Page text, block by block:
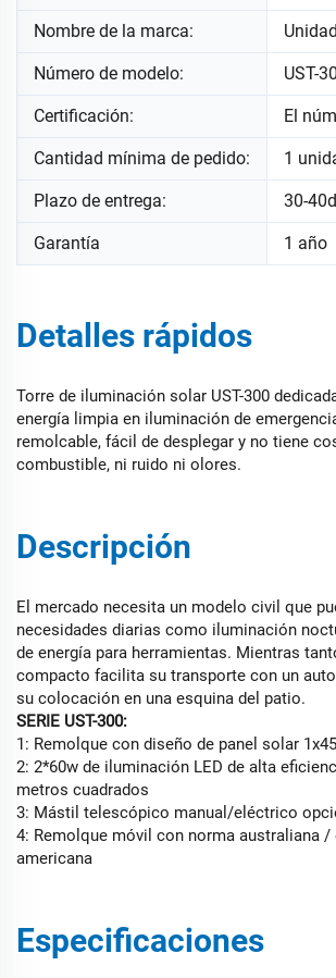
Nombre de la marca:
Número de modelo: UST-
Certificación: El
Cantidad mínima de pedido: 1
Plazo de entrega: 30-
Garantía 1 año
Detalles rápidos
Torre de iluminación solar UST-300
energía limpia en iluminación de
remolcable, fácil de desplegar y no tiene
combustible, ni ruido ni olores.
Descripción
El mercado necesita un modelo civil que
necesidades diarias como iluminación
de energía para herramientas. Mientras
compacto facilita su transporte con un
su colocación en una esquina del patio.
SERIE UST-300:
1: Remolque con diseño de panel solar
2: 2*60w de iluminación LED de alta
metros cuadrados
3: Mástil telescópico manual/eléctrico
4: Remolque móvil con norma australiana /
americana
Especificaciones